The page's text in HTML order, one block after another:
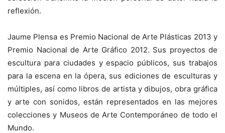
reflexión.
Jaume Plensa es Premio Nacional de Arte Plásticas 2013 y
Premio Nacional de Arte Gráfico 2012. Sus proyectos de
escultura para ciudades y espacio públicos, sus trabajos
para la escena en la ópera, sus ediciones de esculturas y
múltiples, así como libros de artista y dibujos, obra gráfica
y arte con sonidos, están representados en las mejores
colecciones y Museos de Arte Contemporáneo de todo el
Mundo.